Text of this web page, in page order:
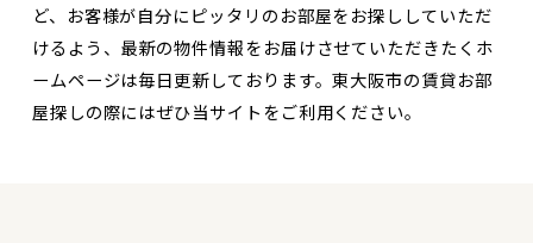
ど、お客様が自分にピッタリのお部屋をお探ししていただ
けるよう、最新の物件情報をお届けさせていただきたくホ
ームページは毎日更新しております。東大阪市の賃貸お部
屋探しの際にはぜひ当サイトをご利用ください。